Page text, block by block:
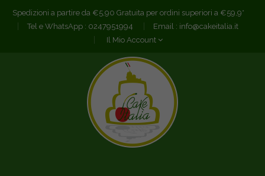
Spedizioni a partire da €5,90 Gratuita per ordini superiori a €59,9*
Tel e WhatsApp : 0247951994 Email : info@cakeitalia.it
Il Mio Account